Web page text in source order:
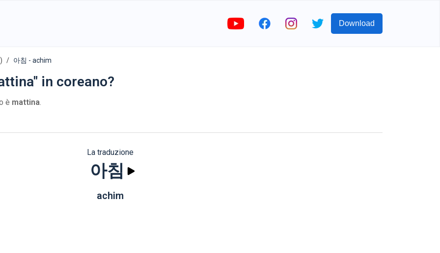
Download
아침 - achim
in coreano?
è mattina.
La traduzione
아침
achim